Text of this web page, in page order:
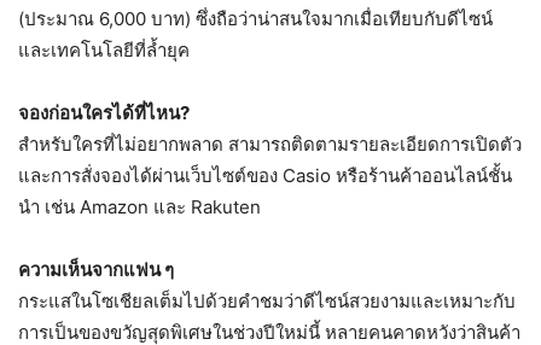
(ประมาณ 6,000 บาท) ซึ่งถือว่าน่าสนใจมากเมื่อเทียบกับดีไซน์
และเทคโนโลยีที่ล้ำยุค
จองก่อนใครได้ที่ไหน?
สำหรับใครที่ไม่อยากพลาด สามารถติดตามรายละเอียดการเปิดตัว
และการสั่งจองได้ผ่านเว็บไซต์ของ Casio หรือร้านค้าออนไลน์ชั้น
นำ เช่น Amazon และ Rakuten
ความเห็นจากแฟน ๆ
กระแสในโซเชียลเต็มไปด้วยคำชมว่าดีไซน์สวยงามและเหมาะกับ
การเป็นของขวัญสุดพิเศษในช่วงปีใหม่นี้ หลายคนคาดหวังว่าสินค้า